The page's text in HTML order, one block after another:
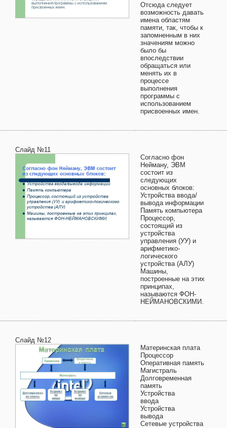
Отсюда следует
возможность давать
имена областям
памяти, так, чтобы к
запомненным в них
значениям можно
было бы
впоследствии
обращаться или
менять их в
процессе
выполнения
программы с
использованием
присвоенных имен.
Слайд №11
Согласно фон
Нейману, ЭВМ
состоит из
следующих
основных блоков:
Устройства ввода/
вывода информации
Память компьютера
Процессор,
состоящий из
устройства
управления (УУ) и
арифметико-
логического
устройства (АЛУ)
Машины,
построенные на этих
принципах,
называются ФОН-
НЕЙМАНОВСКИМИ.
Слайд №12
Материнская плата
Процессор
Оперативная память
Магистраль
Долговременная
память
Устройства
ввода
Устройства
вывода
Сетевые устройства